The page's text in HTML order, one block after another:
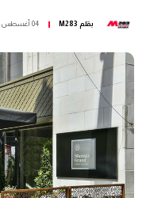
بقلم M283 04 أغسطس 2026